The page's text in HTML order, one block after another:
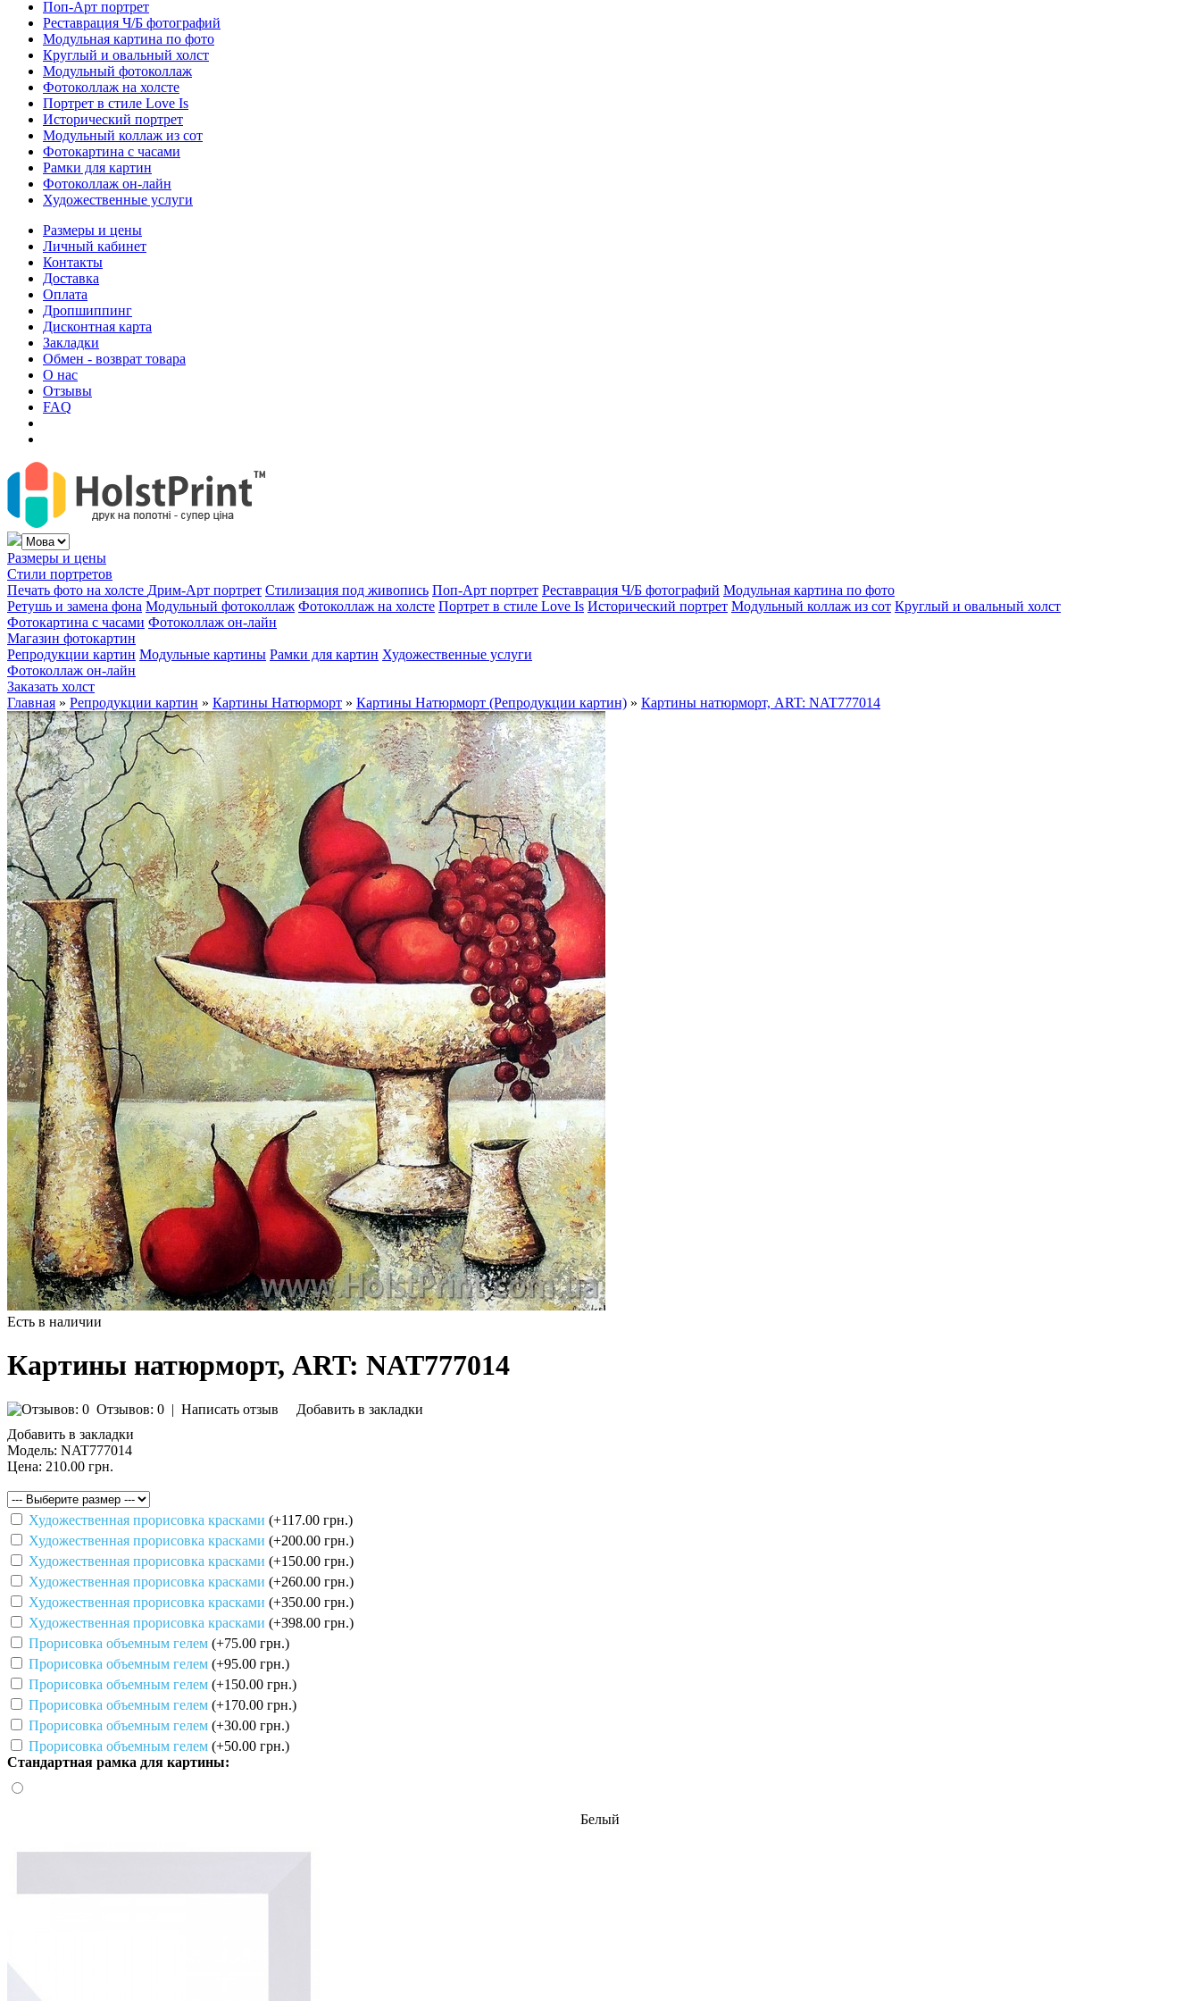
Поп-Арт портрет
Реставрация Ч/Б фотографий
Модульная картина по фото
Круглый и овальный холст
Модульный фотоколлаж
Фотоколлаж на холсте
Портрет в стиле Love Is
Исторический портрет
Модульный коллаж из сот
Фотокартина с часами
Рамки для картин
Фотоколлаж он-лайн
Художественные услуги
Размеры и цены
Личный кабинет
Контакты
Доставка
Оплата
Дропшиппинг
Дисконтная карта
Закладки
Обмен - возврат товара
О нас
Отзывы
FAQ
Размеры и цены
Стили портретов
Печать фото на холсте Дрим-Арт портрет Стилизация под живопись Поп-Арт портрет Реставрация Ч/Б фотографий Модульная картина по фото
Ретушь и замена фона Модульный фотоколлаж Фотоколлаж на холсте Портрет в стиле Love Is Исторический портрет Модульный коллаж из сот Круглый и овальный холст
Фотокартина с часами Фотоколлаж он-лайн
Магазин фотокартин
Репродукции картин Модульные картины Рамки для картин Художественные услуги
Фотоколлаж он-лайн
Заказать холст
Главная » Репродукции картин » Картины Натюрморт » Картины Натюрморт (Репродукции картин) » Картины натюрморт, ART: NAT777014
Есть в наличии
Картины натюрморт, ART: NAT777014
Отзывов: 0 | Написать отзыв
Добавить в закладки
Добавить в закладки
Модель: NAT777014
Цена: 210.00 грн.
Художественная прорисовка красками (+117.00 грн.)
Художественная прорисовка красками (+200.00 грн.)
Художественная прорисовка красками (+150.00 грн.)
Художественная прорисовка красками (+260.00 грн.)
Художественная прорисовка красками (+350.00 грн.)
Художественная прорисовка красками (+398.00 грн.)
Прорисовка объемным гелем (+75.00 грн.)
Прорисовка объемным гелем (+95.00 грн.)
Прорисовка объемным гелем (+150.00 грн.)
Прорисовка объемным гелем (+170.00 грн.)
Прорисовка объемным гелем (+30.00 грн.)
Прорисовка объемным гелем (+50.00 грн.)
Стандартная рамка для картины:
Белый